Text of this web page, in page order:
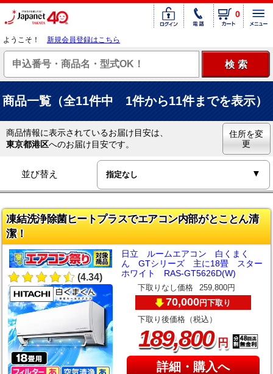
0
ようこそ！ 新規会員登録はこちら
商品一覧（全11件中 1件から11件までを表示）
商品情報に表示されているお届け目安は、
東京都港区へのお届け目安です。
住所を変
更
並び替え
凍結洗浄除菌ヒートプラスでエアコン内部がとことん清
潔！
(4.34)
日立 ルームエアコン 白くまく
ん GTシリーズ 主に18畳 スター
ホワイト RAS-GT5626D(W)
下取りなし価格 259,800円
70,000円下取り
下取り後価格（税込）
189,800円
詳細・購入へ